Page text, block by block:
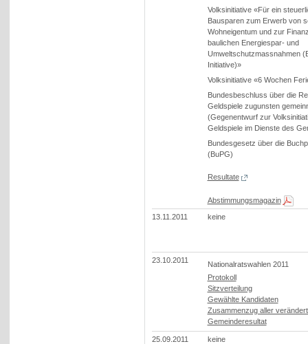
Volksinitiative «Für ein
Bausparen zum Erwerb von
Wohneigentum und zur
baulichen Energiespar- und
Umweltschutzmassnahmen
Initiative)»
Volksinitiative «6 Wochen
Bundesbeschluss über die
Geldspiele zugunsten
(Gegenentwurf zur
Geldspiele im Dienste des
Bundesgesetz über die
(BuPG)
Resultate
Abstimmungsmagazin
13.11.2011
keine
23.10.2011
Nationalratswahlen 2011
Protokoll
Sitzverteilung
Gewählte Kandidaten
Zusammenzug aller
Gemeinderesultat
25.09.2011 keine